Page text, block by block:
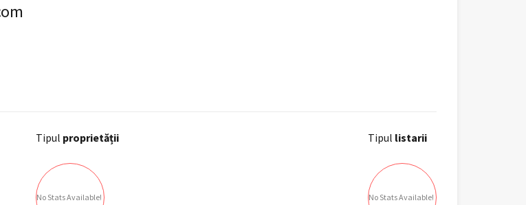
Tipul proprietății
No Stats Available!
Tipul listarii
No Stats Available!